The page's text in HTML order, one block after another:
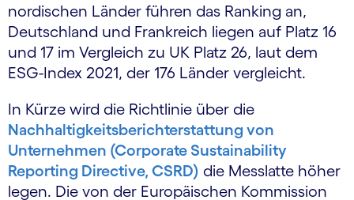
nordischen Länder führen das Ranking an,
Deutschland und Frankreich liegen auf Platz 16
und 17 im Vergleich zu UK Platz 26, laut dem
ESG-Index 2021, der 176 Länder vergleicht.
In Kürze wird die Richtlinie über die
Nachhaltigkeitsberichterstattung von
Unternehmen (Corporate Sustainability
Reporting Directive, CSRD) die Messlatte höher
legen. Die von der Europäischen Kommission